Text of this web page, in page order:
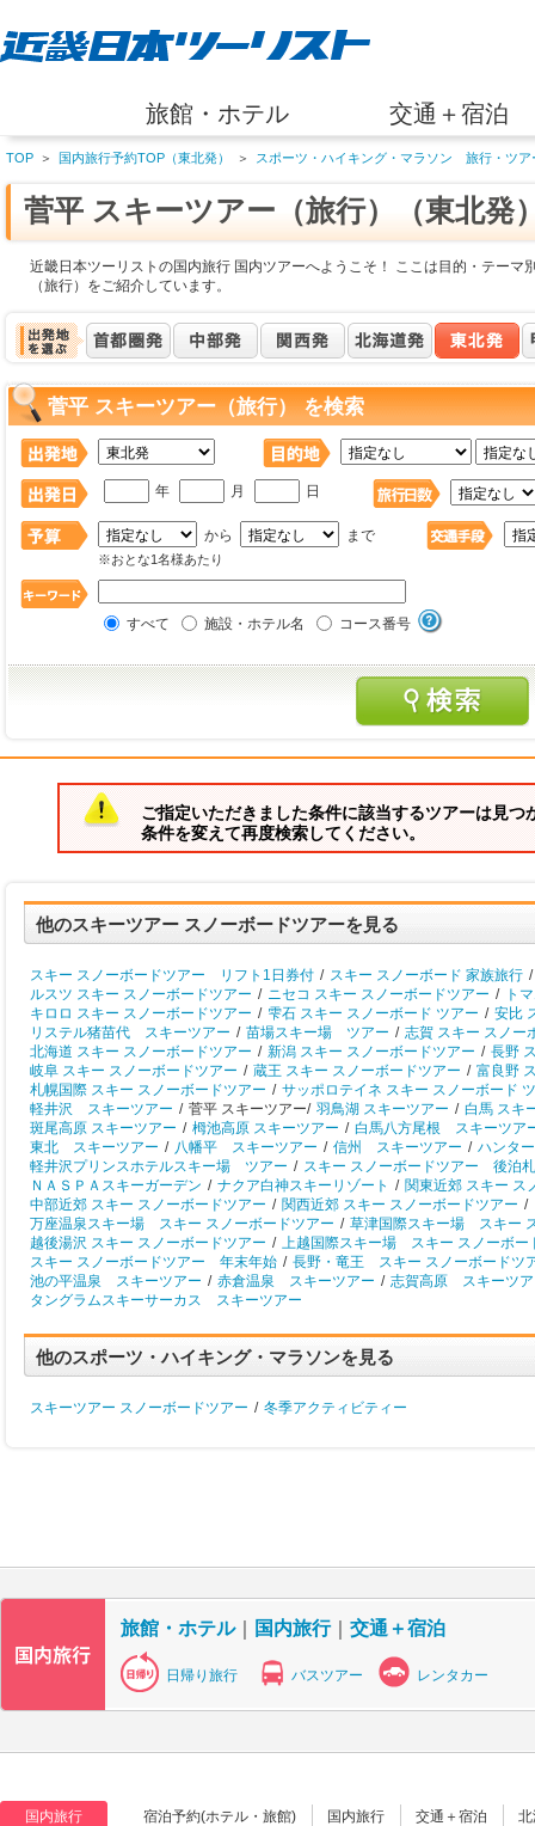
旅館・ホテル 交通＋宿泊
TOP ＞ 国内旅行予約TOP（東北発） ＞ スポーツ・ハイキング・マラソン 旅行・ツア
菅平 スキーツアー（旅行）（東北発
近畿日本ツーリストの国内旅行 国内ツアーへようこそ！ ここは目的・テーマ
（旅行）をご紹介しています。
菅平 スキーツアー（旅行） を検索
年 月 日
から まで
※おとな1名様あたり
すべて 施設・ホテル名 コース番号
ご指定いただきました条件に該当するツアーは見つ
条件を変えて再度検索してください。
他のスキーツアー スノーボードツアーを見る
スキー スノーボードツアー リフト1日券付 / スキー スノーボード 家族旅行 /
ルスツ スキー スノーボードツアー / ニセコ スキー スノーボードツアー /
ト
キロロ スキー スノーボードツアー / 雫石 スキー スノーボード ツアー / 安比
リステル猪苗代 スキーツアー / 苗場スキー場 ツアー / 志賀 スキー スノー
北海道 スキー スノーボードツアー / 新潟 スキー スノーボードツアー / 長野
岐阜 スキー スノーボードツアー / 蔵王 スキー スノーボードツアー / 富良野
札幌国際 スキー スノーボードツアー / サッポロテイネ スキー スノーボード
軽井沢 スキーツアー / 菅平 スキーツアー/ 羽鳥湖 スキーツアー / 白馬 スキ
斑尾高原 スキーツアー / 栂池高原 スキーツアー / 白馬八方尾根 スキーツア
東北 スキーツアー / 八幡平 スキーツアー / 信州 スキーツアー / ハンタ
軽井沢プリンスホテルスキー場 ツアー / スキー スノーボードツアー 後泊
ＮＡＳＰＡスキーガーデン / ナクア白神スキーリゾート / 関東近郊 スキー ス
中部近郊 スキー スノーボードツアー / 関西近郊 スキー スノーボードツアー /
万座温泉スキー場 スキー スノーボードツアー / 草津国際スキー場 スキー
越後湯沢 スキー スノーボードツアー / 上越国際スキー場 スキー スノーボー
スキー スノーボードツアー 年末年始 / 長野・竜王 スキー スノーボードツ
池の平温泉 スキーツアー / 赤倉温泉 スキーツアー / 志賀高原 スキーツ
タングラムスキーサーカス スキーツアー
他のスポーツ・ハイキング・マラソンを見る
スキーツアー スノーボードツアー / 冬季アクティビティー
旅館・ホテル｜ 国内旅行｜ 交通＋宿泊
日帰り旅行 バスツアー レンタカー
国内旅行 宿泊予約(ホテル・旅館) 国内旅行 交通＋宿泊